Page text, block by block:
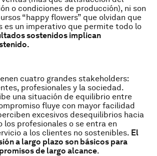
o condiciones de producción), ni son
“happy flowers” que olvidan que
es un imperativo que permite todo lo
sostenidos implican
cuatro grandes stakeholders:
profesionales y la sociedad.
una situación de equilibrio entre
fluye con mayor facilidad
excesivos desequilibrios hacia
los profesionales o se entra en
a los clientes no sostenibles. El
a largo plazo son básicos para
de largo alcance.